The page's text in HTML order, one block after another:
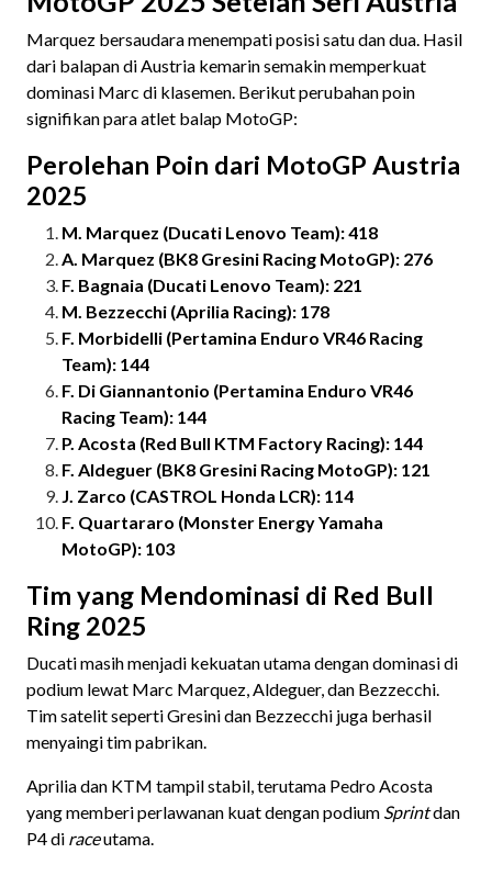
Marquez bersaudara menempati posisi satu dan dua. Hasil
dari balapan di Austria kemarin semakin memperkuat
dominasi Marc di klasemen. Berikut perubahan poin
signifikan para atlet balap MotoGP:
Perolehan Poin dari MotoGP Austria
2025
M. Marquez (Ducati Lenovo Team): 418
A. Marquez (BK8 Gresini Racing MotoGP): 276
F. Bagnaia (Ducati Lenovo Team): 221
M. Bezzecchi (Aprilia Racing): 178
F. Morbidelli (Pertamina Enduro VR46 Racing
Team): 144
F. Di Giannantonio (Pertamina Enduro VR46
Racing Team): 144
P. Acosta (Red Bull KTM Factory Racing): 144
F. Aldeguer (BK8 Gresini Racing MotoGP): 121
J. Zarco (CASTROL Honda LCR): 114
F. Quartararo (Monster Energy Yamaha
MotoGP): 103
Tim yang Mendominasi di Red Bull
Ring 2025
Ducati masih menjadi kekuatan utama dengan dominasi di
podium lewat Marc Marquez, Aldeguer, dan Bezzecchi.
Tim satelit seperti Gresini dan Bezzecchi juga berhasil
menyaingi tim pabrikan.
Aprilia dan KTM tampil stabil, terutama Pedro Acosta
yang memberi perlawanan kuat dengan podium Sprintdan
P4 di raceutama.